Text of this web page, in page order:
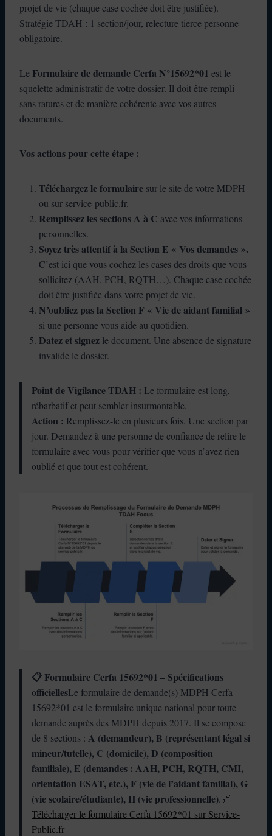
projet de vie (chaque case cochée doit être justifiée).
Stratégie TDAH : 1 section/jour, relecture tierce personne
obligatoire.
Le Formulaire de demande Cerfa N°15692*01 est le
squelette administratif de votre dossier. Il doit être rempli
sans ratures et de manière cohérente avec vos autres
documents.
Vos actions pour cette étape :
Téléchargez le formulaire sur le site de votre MDPH
ou sur service-public.fr.
Remplissez les sections A à C avec vos informations
personnelles.
Soyez très attentif à la Section E « Vos demandes ».
C’est ici que vous cochez les cases des droits que vous
sollicitez (AAH, PCH, RQTH…). Chaque case cochée
doit être justifiée dans votre projet de vie.
N’oubliez pas la Section F « Vie de aidant familial »
si une personne vous aide au quotidien.
Datez et signez le document. Une absence de signature
invalide le dossier.
Point de Vigilance TDAH : Le formulaire est long,
rébarbatif et peut sembler insurmontable.
Action : Remplissez-le en plusieurs fois. Une section par
jour. Demandez à une personne de confiance de relire le
formulaire avec vous pour vérifier que vous n’avez rien
oublié et que tout est cohérent.
📋 Formulaire Cerfa 15692*01 – Spécifications
officiellesLe formulaire de demande(s) MDPH Cerfa
15692*01 est le formulaire unique national pour toute
demande auprès des MDPH depuis 2017. Il se compose
de 8 sections : A (demandeur), B (représentant légal si
mineur/tutelle), C (domicile), D (composition
familiale), E (demandes : AAH, PCH, RQTH, CMI,
orientation ESAT, etc.), F (vie de l’aidant familial), G
(vie scolaire/étudiante), H (vie professionnelle).🔗
Télécharger le formulaire Cerfa 15692*01 sur Service-
Public.fr